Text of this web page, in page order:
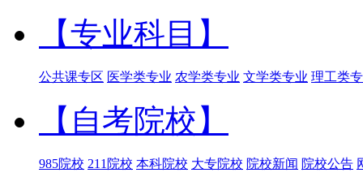
【专业科目】
公共课专区 医学类专业 农学类专业 文学类专业 理工类
【自考院校】
985院校 211院校 本科院校 大专院校 院校新闻 院校公告